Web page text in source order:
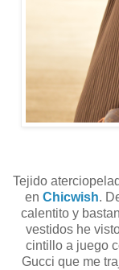
Tejido
en Chicwish.
calentito y
vestidos he
cintillo a juego
Gucci que me